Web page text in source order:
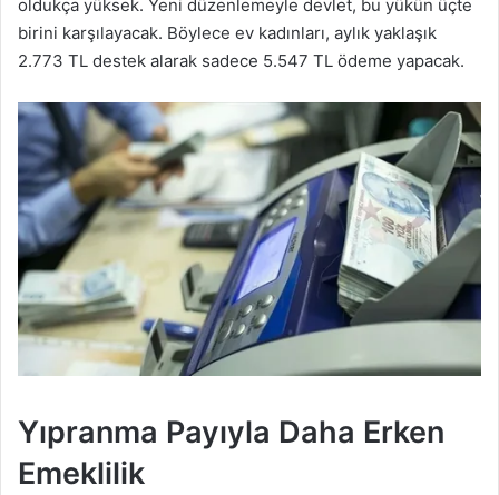
oldukça yüksek. Yeni düzenlemeyle devlet, bu yükün üçte
birini karşılayacak. Böylece ev kadınları, aylık yaklaşık
2.773 TL destek alarak sadece 5.547 TL ödeme yapacak.
Yıpranma Payıyla Daha Erken
Emeklilik